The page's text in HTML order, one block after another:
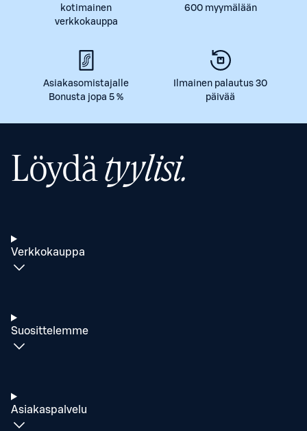
kotimainen
verkkokauppa
600 myymälään
Asiakasomistajalle
Bonusta jopa 5 %
Ilmainen palautus 30
päivää
Löydätyylisi.
Verkkokauppa
Suosittelemme
Asiakaspalvelu